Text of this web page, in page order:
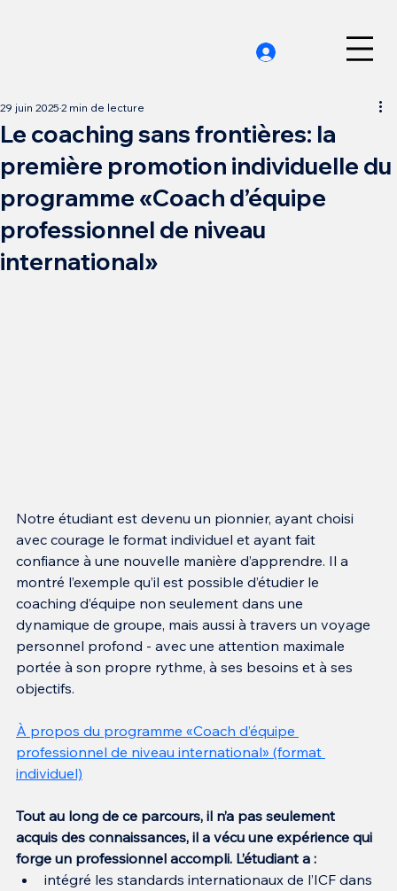
Le coaching sans frontières: la
première promotion individuelle du
programme «Coach d’équipe
professionnel de niveau
international»
29 juin 2025 2 min de lecture
Notre étudiant est devenu un pionnier, ayant choisi
avec courage le format individuel et ayant fait
confiance à une nouvelle manière d’apprendre. Il a
montré l’exemple qu’il est possible d’étudier le
coaching d’équipe non seulement dans une
dynamique de groupe, mais aussi à travers un voyage
personnel profond - avec une attention maximale
portée à son propre rythme, à ses besoins et à ses
objectifs.
À propos du programme «Coach d’équipe
professionnel de niveau international» (format
individuel)
Tout au long de ce parcours, il n’a pas seulement
acquis des connaissances, il a vécu une expérience qui
forge un professionnel accompli. L’étudiant a :
intégré les standards internationaux de l’ICF dans